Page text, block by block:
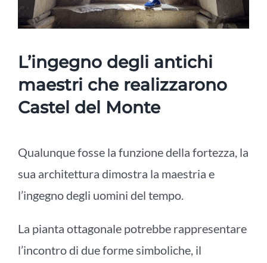
L’ingegno degli antichi
maestri che realizzarono
Castel del Monte
Qualunque fosse la funzione della fortezza, la
sua architettura dimostra la maestria e
l’ingegno degli uomini del tempo.
La pianta ottagonale potrebbe rappresentare
l’incontro di due forme simboliche, il